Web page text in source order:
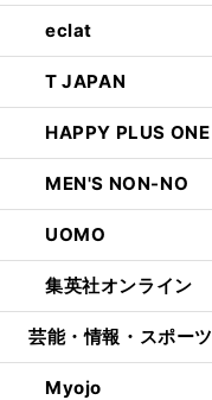
eclat
T JAPAN
HAPPY PLUS ONE
MEN'S NON-NO
UOMO
集英社オンライン
芸能・情報・スポーツ
Myojo